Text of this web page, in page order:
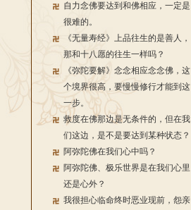
自力念佛要达到和佛相应，一定是
很难的。
《无量寿经》上品往生的是善人，
那和十八愿的往生一样吗？
《弥陀要解》念念相应念念佛，这
个境界很高，要慢慢修行才能到这
一步。
救度在佛那边是无条件的，但在我
们这边，是不是要达到某种状态？
阿弥陀佛在我们心中吗？
阿弥陀佛、极乐世界是在我们心里
还是心外？
我很担心临命终时恶业现前，怨亲